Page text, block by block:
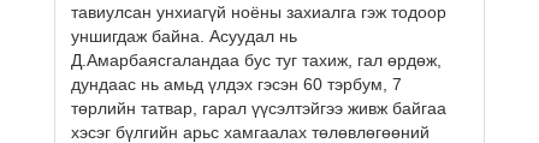
тавиулсан унхиагүй ноёны захиалга гэж тодоор
уншигдаж байна. Асуудал нь
Д.Амарбаясгаландаа бус туг тахиж, гал өрдөж,
дундаас нь амьд үлдэх гэсэн 60 тэрбум, 7
төрлийн татвар, гарал үүсэлтэйгээ живж байгаа
хэсэг бүлгийн арьс хамгаалах төлөвлөгөөний